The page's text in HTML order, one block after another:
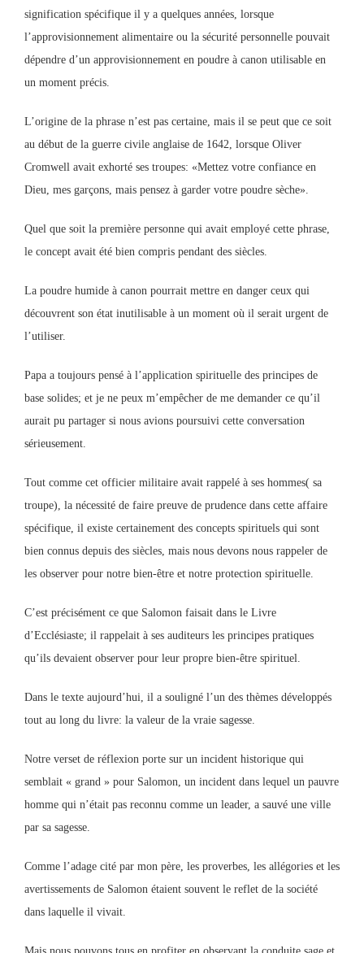
signification spécifique il y a quelques années, lorsque
l’approvisionnement alimentaire ou la sécurité personnelle pouvait
dépendre d’un approvisionnement en poudre à canon utilisable en
un moment précis.
L’origine de la phrase n’est pas certaine, mais il se peut que ce soit
au début de la guerre civile anglaise de 1642, lorsque Oliver
Cromwell avait exhorté ses troupes: «Mettez votre confiance en
Dieu, mes garçons, mais pensez à garder votre poudre sèche».
Quel que soit la première personne qui avait employé cette phrase,
le concept avait été bien compris pendant des siècles.
La poudre humide à canon pourrait mettre en danger ceux qui
découvrent son état inutilisable à un moment où il serait urgent de
l’utiliser.
Papa a toujours pensé à l’application spirituelle des principes de
base solides; et je ne peux m’empêcher de me demander ce qu’il
aurait pu partager si nous avions poursuivi cette conversation
sérieusement.
Tout comme cet officier militaire avait rappelé à ses hommes( sa
troupe), la nécessité de faire preuve de prudence dans cette affaire
spécifique, il existe certainement des concepts spirituels qui sont
bien connus depuis des siècles, mais nous devons nous rappeler de
les observer pour notre bien-être et notre protection spirituelle.
C’est précisément ce que Salomon faisait dans le Livre
d’Ecclésiaste; il rappelait à ses auditeurs les principes pratiques
qu’ils devaient observer pour leur propre bien-être spirituel.
Dans le texte aujourd’hui, il a souligné l’un des thèmes développés
tout au long du livre: la valeur de la vraie sagesse.
Notre verset de réflexion porte sur un incident historique qui
semblait « grand » pour Salomon, un incident dans lequel un pauvre
homme qui n’était pas reconnu comme un leader, a sauvé une ville
par sa sagesse.
Comme l’adage cité par mon père, les proverbes, les allégories et les
avertissements de Salomon étaient souvent le reflet de la société
dans laquelle il vivait.